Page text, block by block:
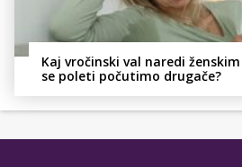
Kaj vročinski val naredi
se poleti počutimo drugače?